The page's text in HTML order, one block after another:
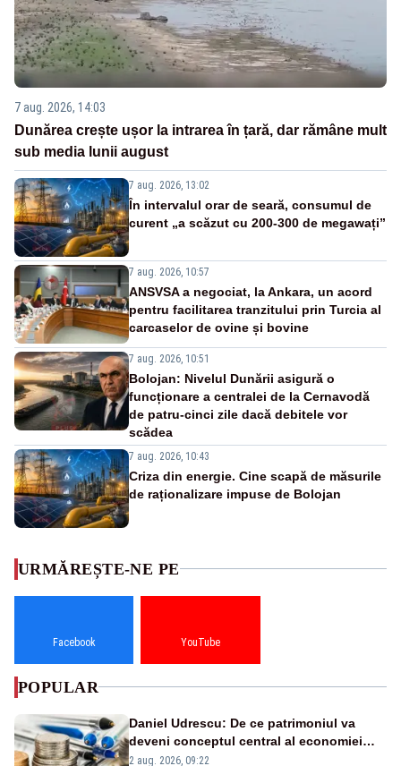
7 aug. 2026, 14:03
Dunărea crește ușor la intrarea în țară, dar rămâne mult
sub media lunii august
7 aug. 2026, 13:02
În intervalul orar de seară, consumul de
curent „a scăzut cu 200-300 de megawați”
7 aug. 2026, 10:57
ANSVSA a negociat, la Ankara, un acord
pentru facilitarea tranzitului prin Turcia al
carcaselor de ovine și bovine
7 aug. 2026, 10:51
Bolojan: Nivelul Dunării asigură o
funcționare a centralei de la Cernavodă
de patru-cinci zile dacă debitele vor
scădea
7 aug. 2026, 10:43
Criza din energie. Cine scapă de măsurile
de raționalizare impuse de Bolojan
URMĂREȘTE-NE PE
Facebook YouTube
POPULAR
Daniel Udrescu: De ce patrimoniul va
deveni conceptul central al economiei
viitoare?
2 aug. 2026, 09:22